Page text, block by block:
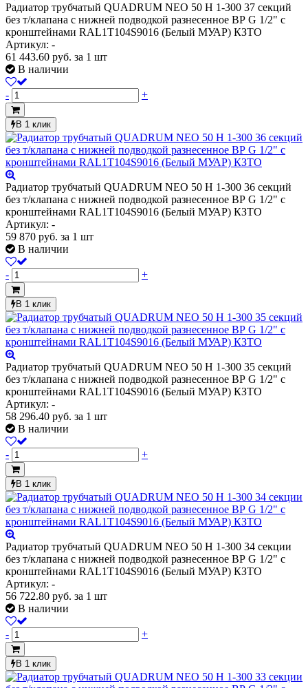
Радиатор трубчатый QUADRUM NEO 50 H 1-300 37 секций
без т/клапана с нижней подводкой разнесенное ВР G 1/2" с
кронштейнами RAL1T104S9016 (Белый МУАР) КЗТО
Артикул: -
61 443.60 руб. за 1 шт
В наличии
- +
В 1 клик
Радиатор трубчатый QUADRUM NEO 50 H 1-300 36 секций
без т/клапана с нижней подводкой разнесенное ВР G 1/2" с
кронштейнами RAL1T104S9016 (Белый МУАР) КЗТО
Артикул: -
59 870 руб. за 1 шт
В наличии
- +
В 1 клик
Радиатор трубчатый QUADRUM NEO 50 H 1-300 35 секций
без т/клапана с нижней подводкой разнесенное ВР G 1/2" с
кронштейнами RAL1T104S9016 (Белый МУАР) КЗТО
Артикул: -
58 296.40 руб. за 1 шт
В наличии
- +
В 1 клик
Радиатор трубчатый QUADRUM NEO 50 H 1-300 34 секции
без т/клапана с нижней подводкой разнесенное ВР G 1/2" с
кронштейнами RAL1T104S9016 (Белый МУАР) КЗТО
Артикул: -
56 722.80 руб. за 1 шт
В наличии
- +
В 1 клик